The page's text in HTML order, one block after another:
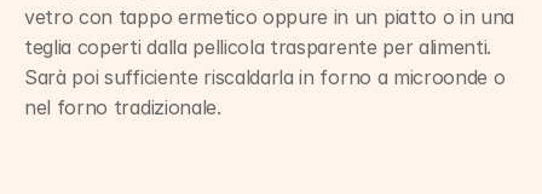
vetro con tappo ermetico oppure in un piatto o in una
teglia coperti dalla pellicola trasparente per alimenti.
Sarà poi sufficiente riscaldarla in forno a microonde o
nel forno tradizionale.